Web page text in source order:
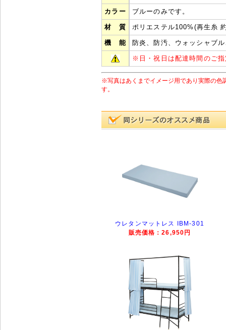
カラー ブルーのみです。
材 質 ポリエステル100%(再生糸
機 能 防炎、防汚、ウォッシャブ
※ 日・祝日は配達時間のご
※写真はあくまでイメージ用であり実際の色
す。
ウレタンマットレス IBM-301
販売価格：26,950円